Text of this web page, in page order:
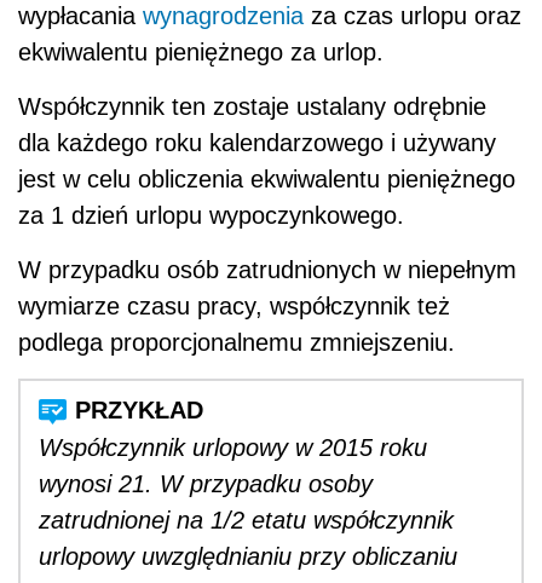
wypłacania wynagrodzenia za czas urlopu oraz
ekwiwalentu pieniężnego za urlop.
Współczynnik ten zostaje ustalany odrębnie
dla każdego roku kalendarzowego i używany
jest w celu obliczenia ekwiwalentu pieniężnego
za 1 dzień urlopu wypoczynkowego.
W przypadku osób zatrudnionych w niepełnym
wymiarze czasu pracy, współczynnik też
podlega proporcjonalnemu zmniejszeniu.
Współczynnik urlopowy w 2015 roku
wynosi 21. W przypadku osoby
zatrudnionej na 1/2 etatu współczynnik
urlopowy uwzględnianiu przy obliczaniu